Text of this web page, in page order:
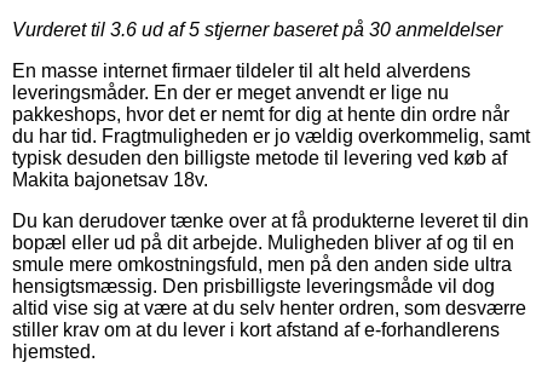
Vurderet til 3.6 ud af 5 stjerner baseret på 30 anmeldelser
En masse internet firmaer tildeler til alt held alverdens
leveringsmåder. En der er meget anvendt er lige nu
pakkeshops, hvor det er nemt for dig at hente din ordre når
du har tid. Fragtmuligheden er jo vældig overkommelig, samt
typisk desuden den billigste metode til levering ved køb af
Makita bajonetsav 18v.
Du kan derudover tænke over at få produkterne leveret til din
bopæl eller ud på dit arbejde. Muligheden bliver af og til en
smule mere omkostningsfuld, men på den anden side ultra
hensigtsmæssig. Den prisbilligste leveringsmåde vil dog
altid vise sig at være at du selv henter ordren, som desværre
stiller krav om at du lever i kort afstand af e-forhandlerens
hjemsted.